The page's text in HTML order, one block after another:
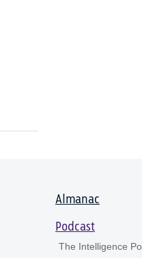
Almanac
Podcast
The Intelligence